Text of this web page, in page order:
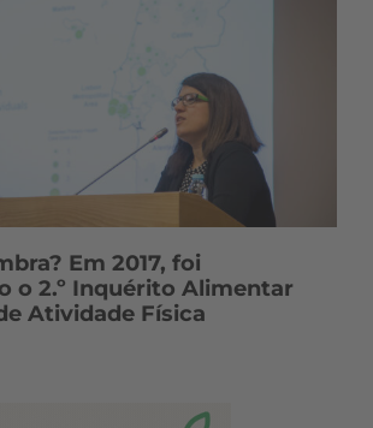
Em 2017, foi
o 2.º Inquérito Alimentar
Atividade Física